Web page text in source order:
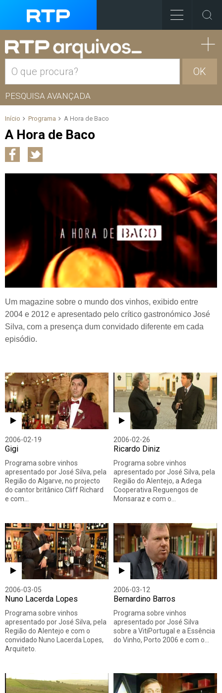
OK
PESQUISA AVANÇADA
Início Programa A Hora de Baco
A Hora de Baco
Um magazine sobre o mundo dos vinhos, exibido entre
2004 e 2012 e apresentado pelo crítico gastronómico José
Silva, com a presença dum convidado diferente em cada
episódio.
2006-02-19
Gigi
Programa sobre vinhos
apresentado por José Silva, pela
Região do Algarve, no projecto
do cantor britânico Cliff Richard
e com…
2006-02-26
Ricardo Diniz
Programa sobre vinhos
apresentado por José Silva, pela
Região do Alentejo, a Adega
Cooperativa Reguengos de
Monsaraz e com o…
2006-03-05
Nuno Lacerda Lopes
Programa sobre vinhos
apresentado por José Silva, pela
Região do Alentejo e com o
convidado Nuno Lacerda Lopes,
Arquiteto.
2006-03-12
Bernardino Barros
Programa sobre vinhos
apresentado por José Silva
sobre a VitiPortugal e a Essência
do Vinho, Porto 2006 e com o…